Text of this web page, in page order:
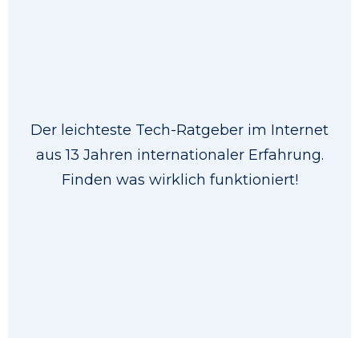
Der leichteste Tech-Ratgeber im Internet
aus 13 Jahren internationaler Erfahrung.
Finden was wirklich funktioniert!